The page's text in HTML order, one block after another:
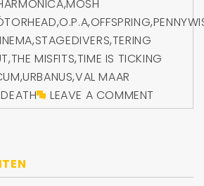
,MOSH
,O.P.A,OFFSPRING,
,STAGEDIVERS,TERING
,THE MISFITS,TIME IS TICKING
,URBANUS,VAL MAAR
LEAVE A COMMENT